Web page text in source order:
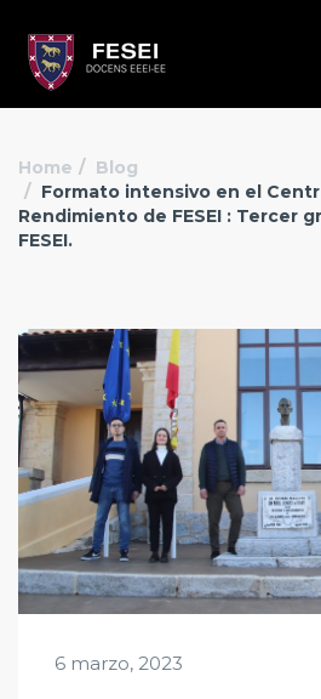
Home
Blog
Formato intensivo en el
Rendimiento de FESEI : Tercer
FESEI.
6 marzo, 2023